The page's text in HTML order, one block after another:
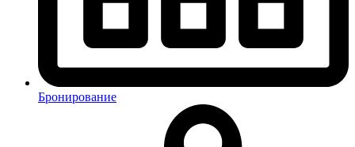
Бронирование